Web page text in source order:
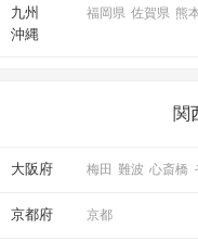
九州
沖縄
福岡県 佐賀県 熊
関
大阪府 梅田 難波 心斎橋
京都府 京都